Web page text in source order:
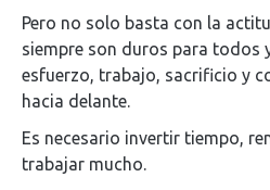
Pero no solo basta con la
siempre son duros para todos
esfuerzo, trabajo, sacrificio y
hacia delante.
Es necesario invertir tiempo,
trabajar mucho.